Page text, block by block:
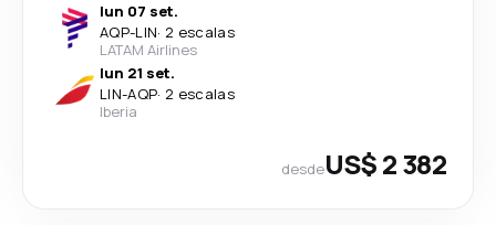
lun 07 set.
AQP-LIN· 2 escalas
LATAM Airlines
lun 21 set.
LIN-AQP· 2 escalas
Iberia
desdeUS$ 2 382